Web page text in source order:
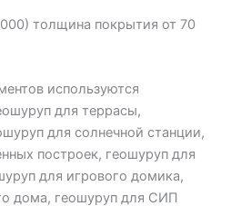
толщина покрытия от 70
используются
для террасы,
для солнечной станции,
построек, геошуруп для
для игрового домика,
дома, геошуруп для СИП